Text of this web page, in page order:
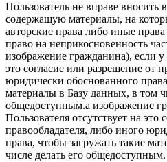
Пользователь не вправе
содержащую материалы, на
авторские права либо иные
право на неприкосновенность
изображение гражданина), если у
это согласие или разрешение от
юридически обоснованного
материалы в Базу данных, в том
общедоступным.а изображение
Пользователя отсутствует на это
правообладателя, либо иного
права, чтобы загружать такие
числе делать его общедоступным.